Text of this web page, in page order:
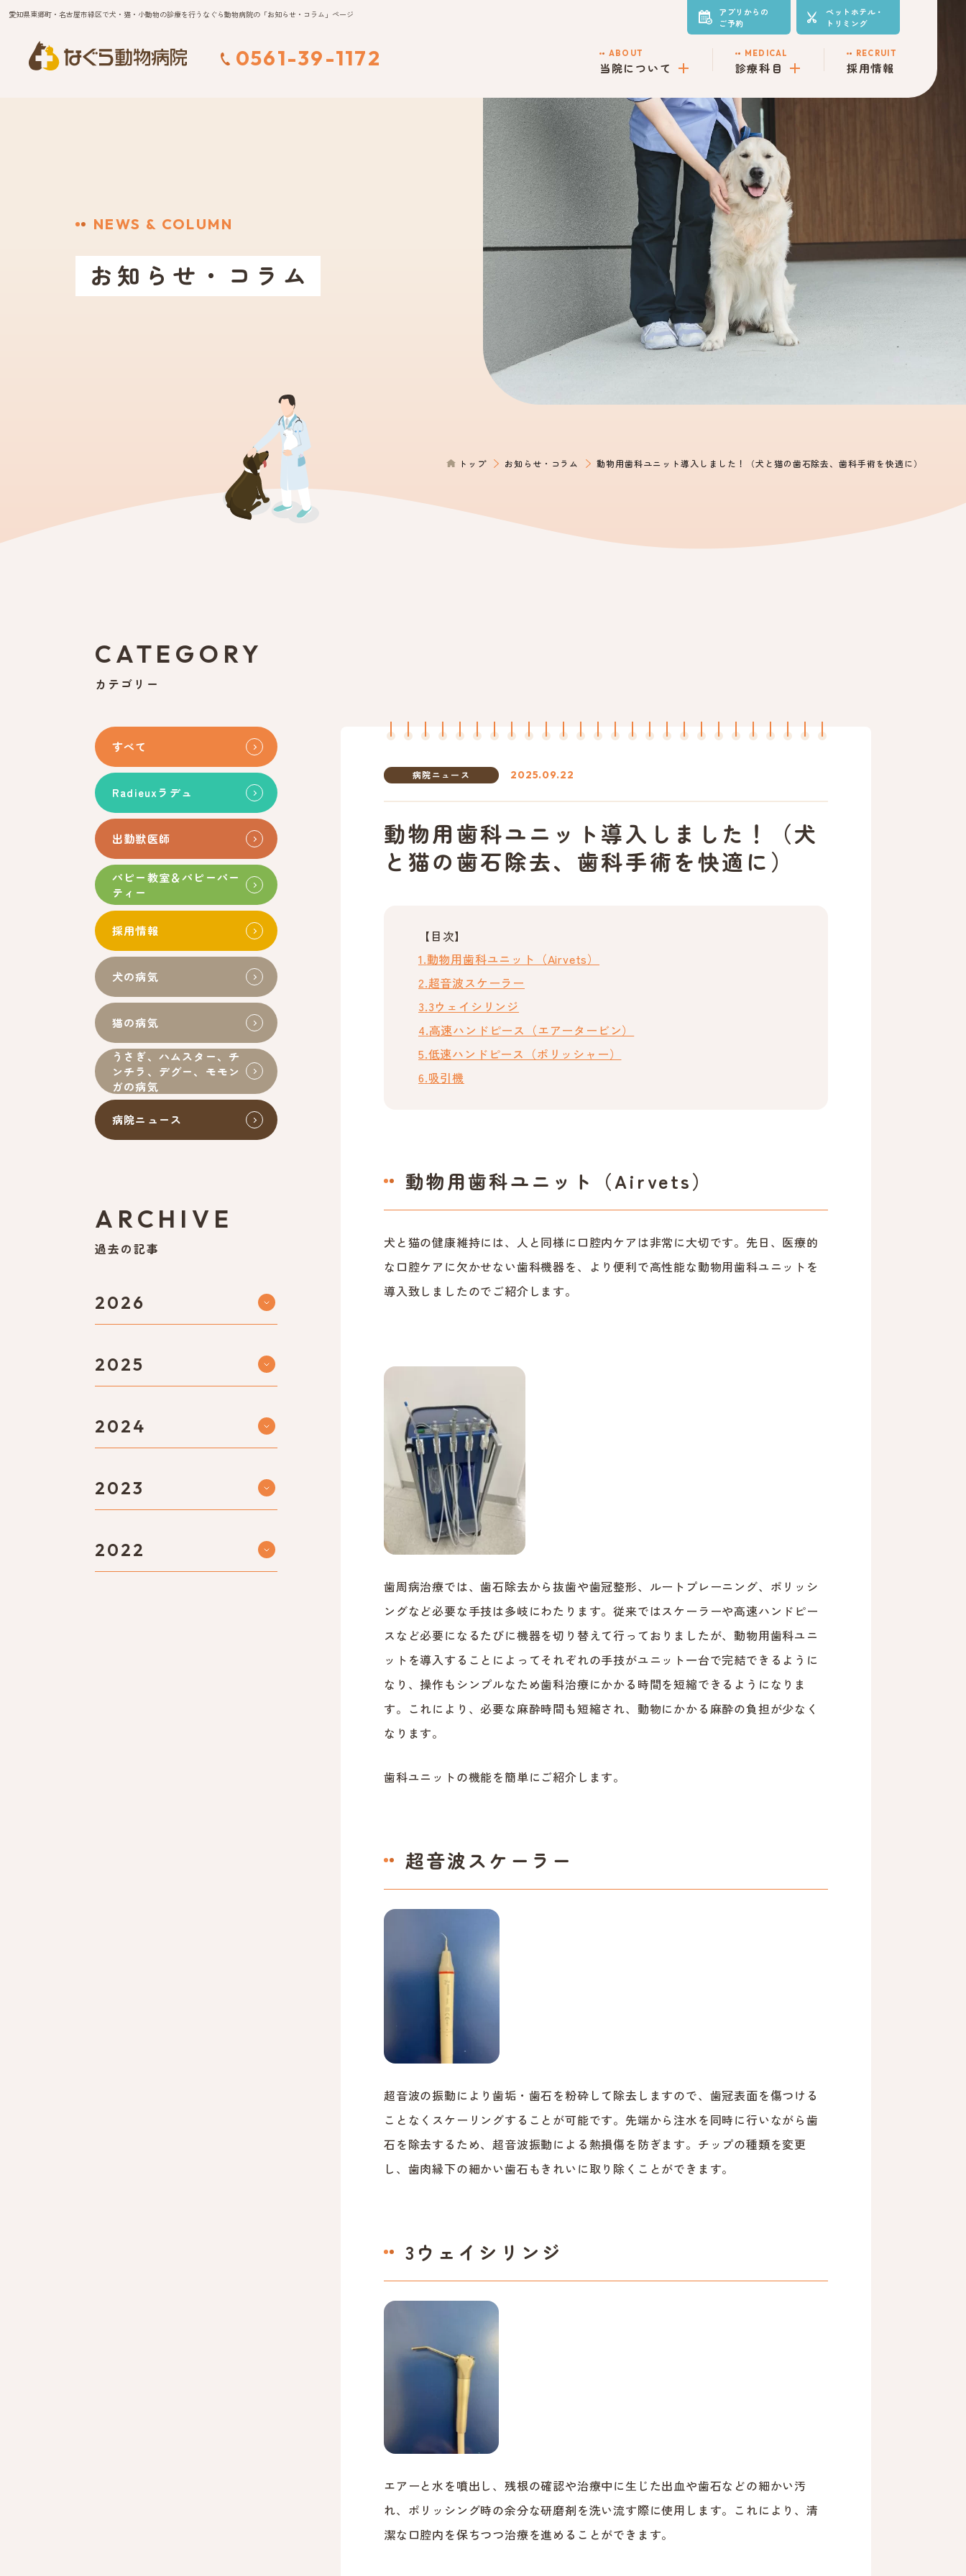
愛知県東郷町・名古屋市緑区で犬・猫・小動物の診療を行うなぐら動物病院の「お知らせ・コラム」ページ
0561-39-1172 ABOUT
当院について
MEDICAL
診療科目
RECRUIT
採用情報
アプリからの
ご予約
ペットホテル・
トリミング
NEWS & COLUMN
お知らせ・コラム
トップ お知らせ・コラム 動物用歯科ユニット導入しました！（犬と猫の歯石除去、歯科手術を快適に）
病院ニュース 2025.09.22
動物用歯科ユニット導入しました！（犬
と猫の歯石除去、歯科手術を快適に）
【目次】
動物用歯科ユニット（Airvets）
超音波スケーラー
3ウェイシリンジ
高速ハンドピース（エアータービン）
低速ハンドピース（ポリッシャー）
吸引機
動物用歯科ユニット（Airvets）
犬と猫の健康維持には、人と同様に口腔内ケアは非常に大切です。先日、医療的
な口腔ケアに欠かせない歯科機器を、より便利で高性能な動物用歯科ユニットを
導入致しましたのでご紹介します。
歯周病治療では、歯石除去から抜歯や歯冠整形、ルートプレーニング、ポリッシ
ングなど必要な手技は多岐にわたります。従来ではスケーラーや高速ハンドピー
スなど必要になるたびに機器を切り替えて行っておりましたが、動物用歯科ユニ
ットを導入することによってそれぞれの手技がユニット一台で完結できるように
なり、操作もシンプルなため歯科治療にかかる時間を短縮できるようになりま
す。これにより、必要な麻酔時間も短縮され、動物にかかる麻酔の負担が少なく
なります。
歯科ユニットの機能を簡単にご紹介します。
超音波スケーラー
超音波の振動により歯垢・歯石を粉砕して除去しますので、歯冠表面を傷つける
ことなくスケーリングすることが可能です。先端から注水を同時に行いながら歯
石を除去するため、超音波振動による熱損傷を防ぎます。チップの種類を変更
し、歯肉縁下の細かい歯石もきれいに取り除くことができます。
3ウェイシリンジ
エアーと水を噴出し、残根の確認や治療中に生じた出血や歯石などの細かい汚
れ、ポリッシング時の余分な研磨剤を洗い流す際に使用します。これにより、清
潔な口腔内を保ちつつ治療を進めることができます。
CATEGORY
カテゴリー
すべて
Radieuxラデュ
出勤獣医師
パピー教室＆パピーパー
ティー
採用情報
犬の病気
猫の病気
うさぎ、ハムスター、チ
ンチラ、デグー、モモン
ガの病気
病院ニュース
ARCHIVE
過去の記事
2026
2025
2024
2023
2022